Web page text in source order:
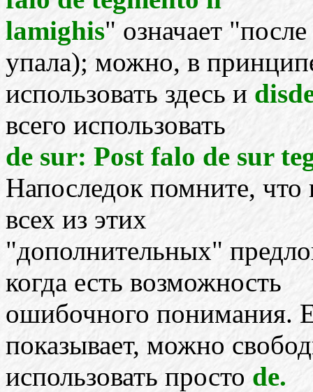
lamighis" означает
упала); можно, в
использовать здесь и
всего использовать
de sur: Post falo de sur
Напоследок помните, что
всех из этих
"дополнительных"
когда есть возможность
ошибочного понимания.
показывает, можно
использовать просто de.